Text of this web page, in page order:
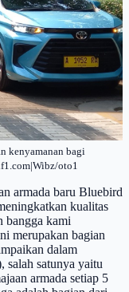
kenyamanan bagi
oto1
armada baru Bluebird
kualitas
bangga kami
merupakan bagian
dalam
salah satunya yaitu
armada setiap 5